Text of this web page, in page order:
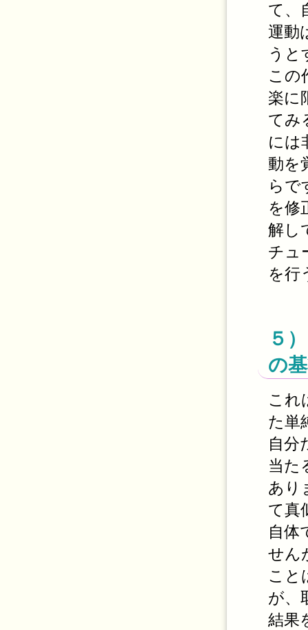
て、
運動
うと
この
楽に
てみ
には
動を
らで
を修
解し
チュ
を行
５
の
これ
た単
自分
当た
あり
て真
自体
せん
こと
が、
結果